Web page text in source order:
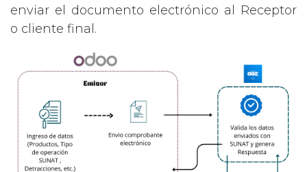
enviar el documento electrónico al Receptor
o cliente final.